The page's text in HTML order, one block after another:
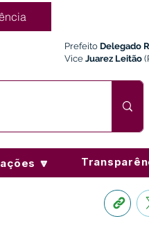
Prefeito Delegado
Vice Juarez Leitão
🔽